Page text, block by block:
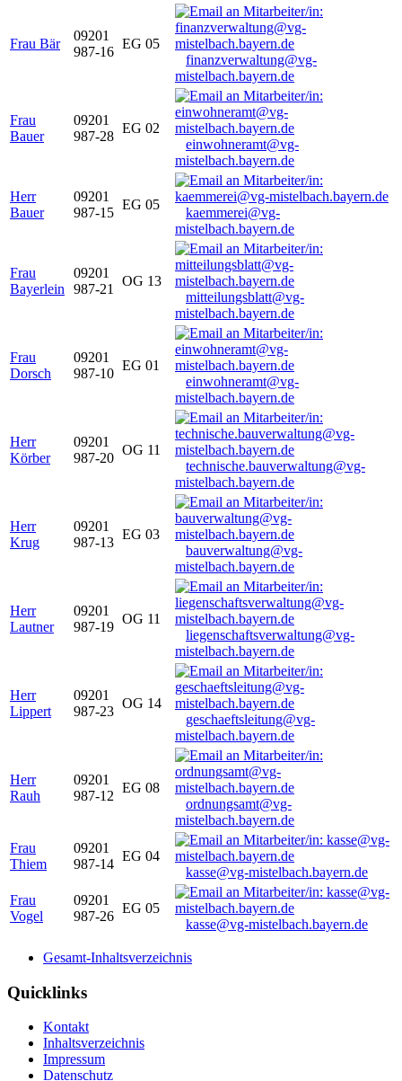
Frau Bär
09201
987-16
EG 05
finanzverwaltung@vg-
mistelbach.bayern.de
Frau
Bauer
09201
987-28
EG 02
einwohneramt@vg-
mistelbach.bayern.de
Herr
Bauer
09201
987-15
EG 05
kaemmerei@vg-
mistelbach.bayern.de
Frau
Bayerlein
09201
987-21
OG 13
mitteilungsblatt@vg-
mistelbach.bayern.de
Frau
Dorsch
09201
987-10
EG 01
einwohneramt@vg-
mistelbach.bayern.de
Herr
Körber
09201
987-20
OG 11
technische.bauverwaltung@vg-
mistelbach.bayern.de
Herr
Krug
09201
987-13
EG 03
bauverwaltung@vg-
mistelbach.bayern.de
Herr
Lautner
09201
987-19
OG 11
liegenschaftsverwaltung@vg-
mistelbach.bayern.de
Herr
Lippert
09201
987-23
OG 14
geschaeftsleitung@vg-
mistelbach.bayern.de
Herr
Rauh
09201
987-12
EG 08
ordnungsamt@vg-
mistelbach.bayern.de
Frau
Thiem
09201
987-14
EG 04
kasse@vg-mistelbach.bayern.de
Frau
Vogel
09201
987-26
EG 05
kasse@vg-mistelbach.bayern.de
Gesamt-Inhaltsverzeichnis
Quicklinks
Kontakt
Inhaltsverzeichnis
Impressum
Datenschutz